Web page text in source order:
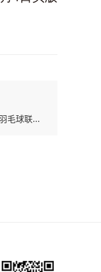
毛球联...